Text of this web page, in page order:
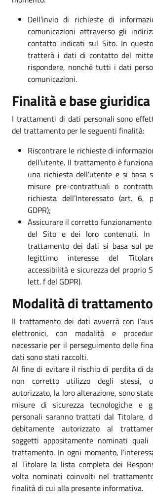
Dell’invio di richieste di
comunicazioni attraverso gli
contatto indicati sul Sito. In
tratterà i dati di contatto del
rispondere, nonché tutti i dati
comunicazioni.
Finalità e base giuridica
I trattamenti di dati personali sono
del trattamento per le seguenti finalità:
Riscontrare le richieste di
dell’utente. Il trattamento è
una richiesta dell’utente e si basa
misure pre-contrattuali o
richiesta dell’Interessato (art.
GDPR);
Assicurare il corretto
del Sito e dei loro contenuti. In
trattamento dei dati si basa sul
legittimo interesse del
accessibilità e sicurezza del proprio
lett. f del GDPR).
Modalità di trattamento
Il trattamento dei dati avverrà con
elettronici, con modalità e
necessarie per il perseguimento delle
dati sono stati raccolti.
Al fine di evitare il rischio di perdita di
non corretto utilizzo degli stessi, o
autorizzato, la loro alterazione, sono
misure di sicurezza tecnologiche e
personali saranno trattati dal Titolare,
debitamente autorizzato al
soggetti appositamente nominati quali
trattamento. In ogni momento,
al Titolare la lista completa dei
volta nominati coinvolti nel
finalità di cui alla presente informativa.